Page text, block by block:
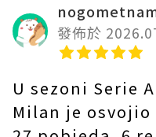
發佈於
U sezoni Serie
Milan je osvojio